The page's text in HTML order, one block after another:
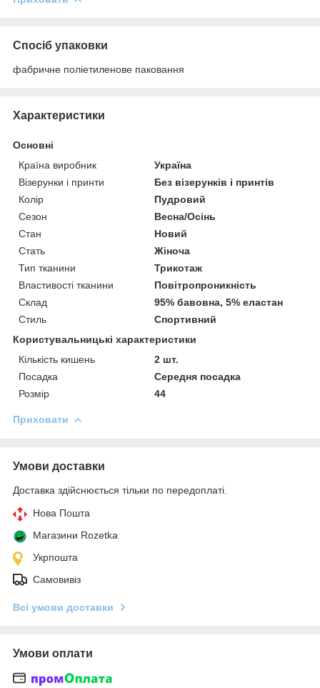
Спосіб упаковки
фабричне поліетиленове паковання
Характеристики
Основні
Країна виробник
Україна
Візерунки і принти
Без візерунків і принтів
Колір
Пудровий
Сезон
Весна/Осінь
Стан
Новий
Стать
Жіноча
Тип тканини
Трикотаж
Властивості тканини
Повітропроникність
Склад
95% бавовна, 5% еластан
Стиль
Спортивний
Користувальницькі характеристики
Кількість кишень
2 шт.
Посадка
Середня посадка
Розмір
44
Приховати
Умови доставки
Доставка здійснюється тільки по передоплаті.
Нова Пошта
Магазини Rozetka
Укрпошта
Самовивіз
Всі умови доставки
Умови оплати